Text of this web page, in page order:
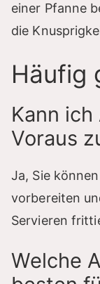
einer Pfanne
die
Häufig
Kann
Voraus
Ja, Sie
vorbereiten
Servieren
Welche